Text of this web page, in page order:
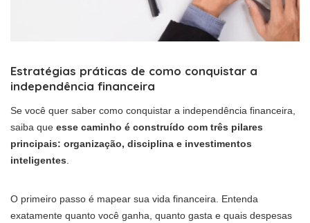
Estratégias práticas de como conquistar a
independência financeira
Se você quer saber como conquistar a independência financeira,
saiba que esse caminho é construído com três pilares
principais: organização, disciplina e investimentos
inteligentes.
O primeiro passo é mapear sua vida financeira. Entenda
exatamente quanto você ganha, quanto gasta e quais despesas